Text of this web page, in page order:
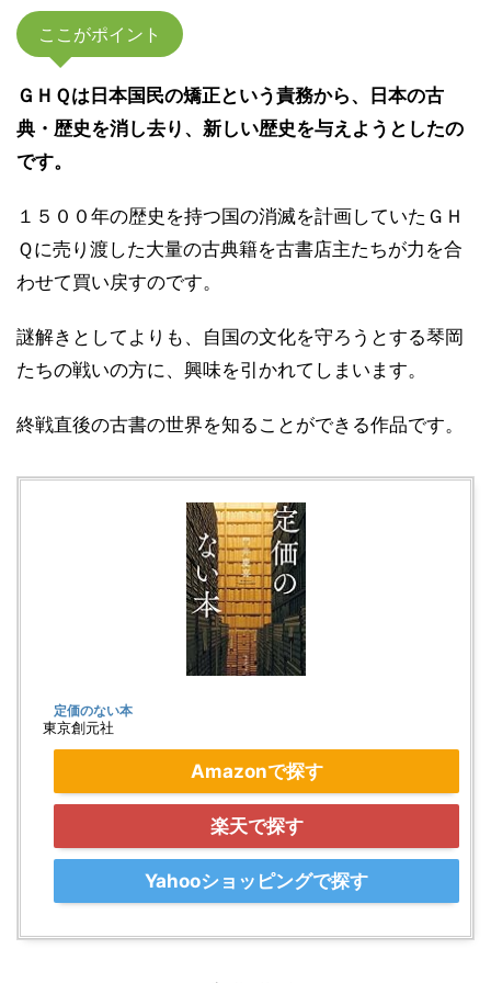
ここがポイント
ＧＨＱは日本国民の矯正という責務から、日本の古
典・歴史を消し去り、新しい歴史を与えようとしたの
です。
１５００年の歴史を持つ国の消滅を計画していたＧＨ
Ｑに売り渡した大量の古典籍を古書店主たちが力を合
わせて買い戻すのです。
謎解きとしてよりも、自国の文化を守ろうとする琴岡
たちの戦いの方に、興味を引かれてしまいます。
終戦直後の古書の世界を知ることができる作品です。
定価のない本
東京創元社
Amazonで探す
楽天で探す
Yahooショッピングで探す